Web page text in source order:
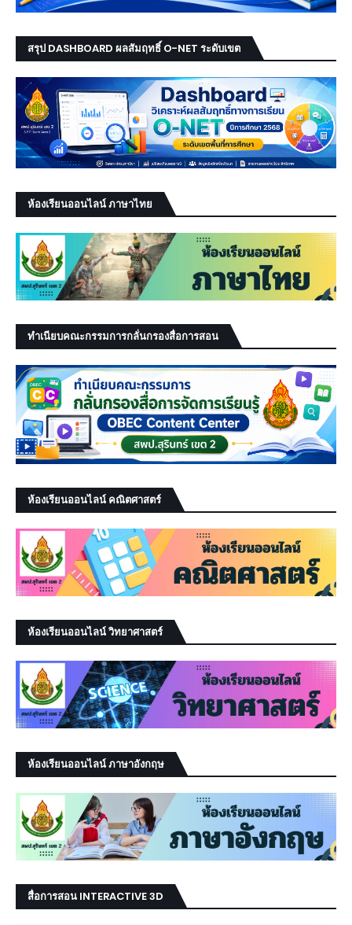
สรุป DASHBOARD ผลสัมฤทธิ์ O-NET ระดับเขต
ห้องเรียนออนไลน์ ภาษาไทย
ทำเนียบคณะกรรมการกลั่นกรองสื่อการสอน
ห้องเรียนออนไลน์ คณิตศาสตร์
ห้องเรียนออนไลน์ วิทยาศาสตร์
ห้องเรียนออนไลน์ ภาษาอังกฤษ
สื่อการสอน INTERACTIVE 3D